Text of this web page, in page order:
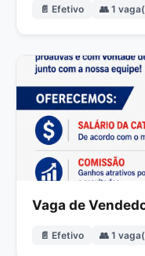
📄 Efetivo 👥 1
Vaga de
📄 Efetivo 👥 1